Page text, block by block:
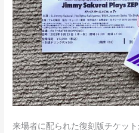
来場者に配られた復刻版チケッ